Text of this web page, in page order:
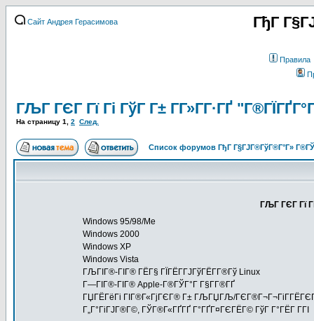
Сайт Андрея Герасимова ГђГ
Правила
ГЉГ ГЄГ Гї Гі ГўГ Г± Г­Г»Г­Г·ГҐ
На страницу 1 2 След.
Список форумов ГђГ Г§ГЈГ®ГўГ®Г°Г»
ГЉГ ГЄГ Гї
Windows 95/98/Me
Windows 2000
Windows XP
Windows Vista
ГЉГІГ®-ГІГ® ГЁГ§ ГЇГЁГ­ГЈГўГЁГ­Г®Гў Linux
Г—ГІГ®-ГІГ® Apple-Г®ГЎГ°Г Г§Г­Г®ГҐ
ГЏГЁГёГі ГІГ®Г«ГјГЄГ® Г± ГЉГЏГЉ/ГЄГ®Г¬Г¬ГіГ­ГЁГЄГ
Г„Г°ГіГЈГ®Г©, ГЎГ®Г«ГҐГҐ Г°ГҐГ¤ГЄГЁГ© ГўГ Г°ГЁГ Г­ГІ